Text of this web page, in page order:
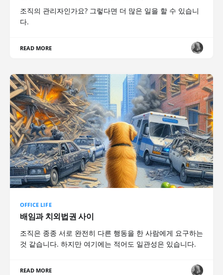
조직의 관리자인가요? 그렇다면 더 많은 일을 할 수 있습니
다.
READ MORE
OFFICE LIFE
배임과 치외법권 사이
조직은 종종 서로 완전히 다른 행동을 한 사람에게 요구하는
것 같습니다. 하지만 여기에는 적어도 일관성은 있습니다.
READ MORE